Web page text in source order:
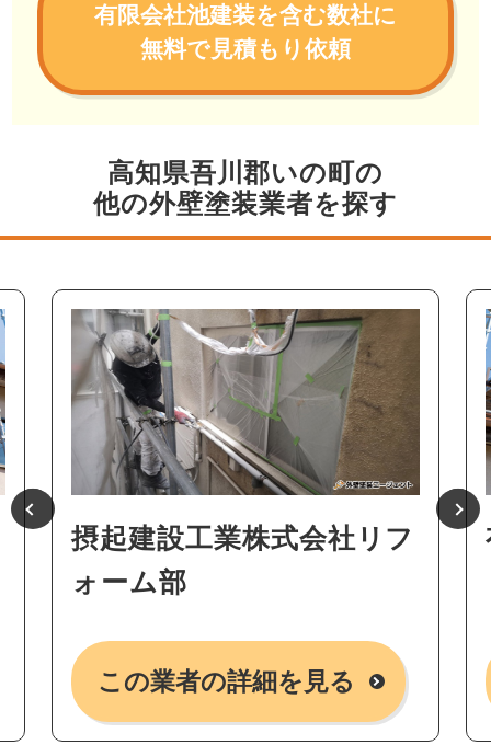
有限会社池建装を含む数社に
無料で見積もり依頼
高知県吾川郡いの町の
他の外壁塗装業者を探す
摂起建設工業株式会社リフ
ォーム部
この業者の詳細を見る